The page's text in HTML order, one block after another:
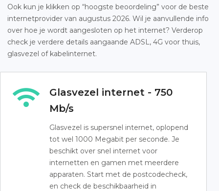
Ook kun je klikken op “hoogste beoordeling” voor de beste
internetprovider van augustus 2026. Wil je aanvullende info
over hoe je wordt aangesloten op het internet? Verderop
check je verdere details aangaande ADSL, 4G voor thuis,
glasvezel of kabelinternet.
Glasvezel internet - 750
Mb/s
Glasvezel is supersnel internet, oplopend
tot wel 1000 Megabit per seconde. Je
beschikt over snel internet voor
internetten en gamen met meerdere
apparaten. Start met de postcodecheck,
en check de beschikbaarheid in